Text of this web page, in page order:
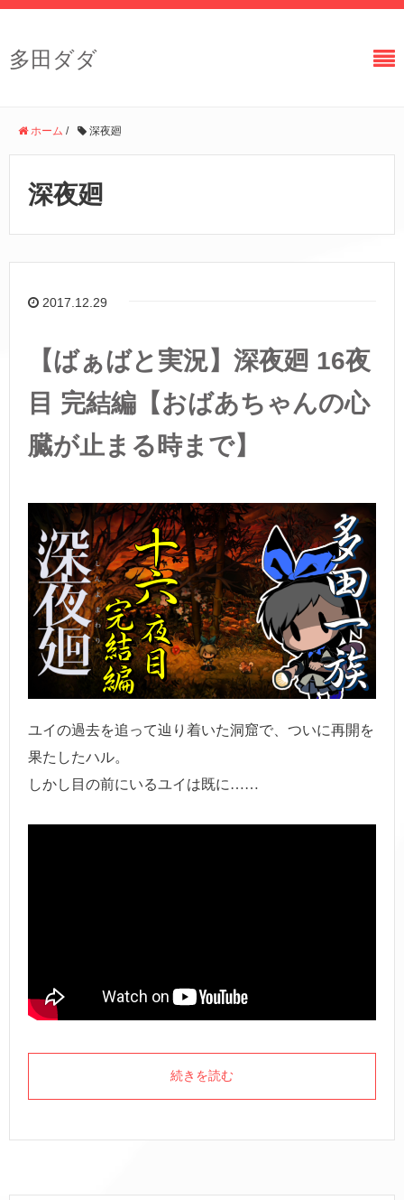
多田ダダ
ホーム / 深夜廻
深夜廻
2017.12.29
【ばぁばと実況】深夜廻 16夜
目 完結編【おばあちゃんの心
臓が止まる時まで】
ユイの過去を追って辿り着いた洞窟で、ついに再開を
果たしたハル。
しかし目の前にいるユイは既に……
続きを読む